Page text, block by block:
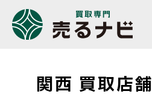
関西 買取店舗